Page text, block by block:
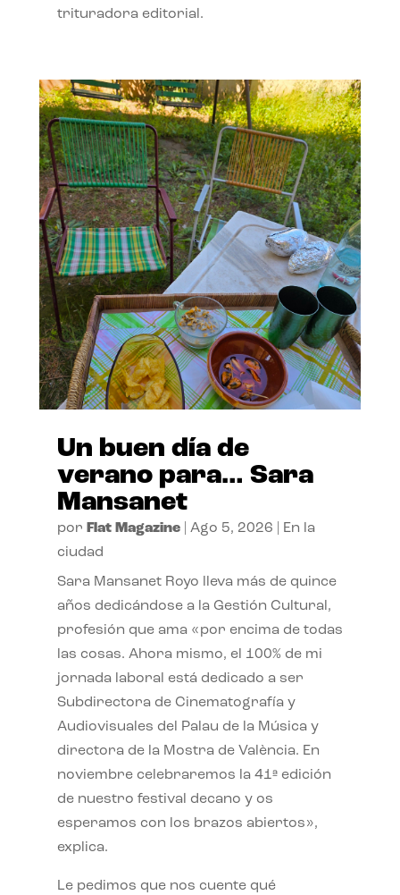
trituradora editorial.
Un buen día de
verano para… Sara
Mansanet
por Flat Magazine| Ago 5, 2026
En la
ciudad
Sara Mansanet Royo lleva más de quince
años dedicándose a la Gestión Cultural,
profesión que ama «por encima de todas
las cosas. Ahora mismo, el 100% de mi
jornada laboral está dedicado a ser
Subdirectora de Cinematografía y
Audiovisuales del Palau de la Música y
directora de la Mostra de València. En
noviembre celebraremos la 41ª edición
de nuestro festival decano y os
esperamos con los brazos abiertos»,
explica.
Le pedimos que nos cuente qué